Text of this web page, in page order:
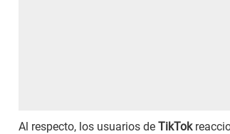
Al respecto, los usuarios de TikTok